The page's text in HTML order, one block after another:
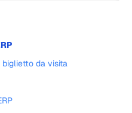
biglietto da visita